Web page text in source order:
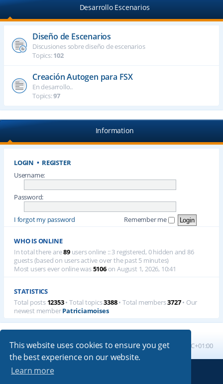
This website uses cookies to ensure you get
the best experience on our website.
Learn more
Desarrollo Escenarios
Diseño de Escenarios
Discusiones sobre diseño de escenarios
Topics:102
Creación Autogen para FSX
En desarrollo..
Topics:97
Information
LOGIN • REGISTER
Username:
Password:
I forgot my password Remember me
WHO IS ONLINE
In total there are89users online :: 3 registered, 0 hidden and 86
guests (based on users active over the past 5 minutes)
Most users ever online was5106on August 1, 2026, 10:41
STATISTICS
Total posts 12353• Total topics3388• Total members3727• Our
newest memberPatriciamoises
Board index All times are UTC+01:00